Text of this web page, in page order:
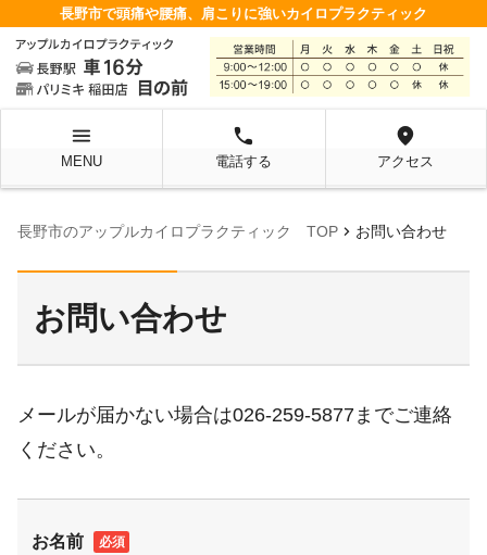
長野市で頭痛や腰痛、肩こりに強いカイロプラクティック
menu
MENU
local_phone
電話する
location_on
アクセス
長野市のアップルカイロプラクティック TOP chevron_right お問い合わせ
お問い合わせ
メールが届かない場合は026-259-5877までご連絡
ください。
お名前